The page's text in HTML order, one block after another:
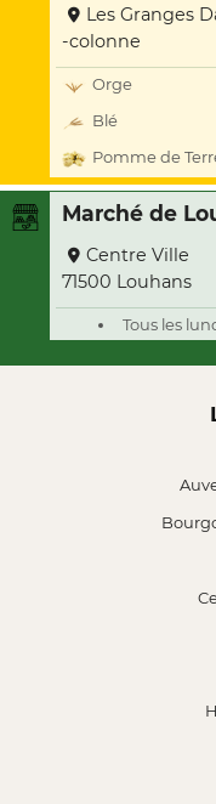
Les Granges
-colonne
Orge
Blé
Pomme de
Marché de
Centre Ville
71500 Louhans
Tous les